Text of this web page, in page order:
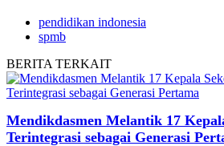
pendidikan indonesia
spmb
BERITA TERKAIT
Mendikdasmen Melantik 17
Terintegrasi sebagai Generasi